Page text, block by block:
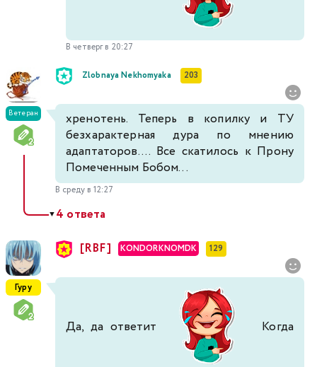
В четверг в 20:27
Ветеран
Zlobnaya Nekhomyaka 203
хренотень. Теперь в копилку и ТУ
безхарактерная дура по мнению
адаптаторов.... Все скатилось к Прону
Помеченным Бобом...
В среду в 12:27
▼4 ответа
Гуру
[RBF] KONDORKNOMDK 129
Да, да ответит Когда